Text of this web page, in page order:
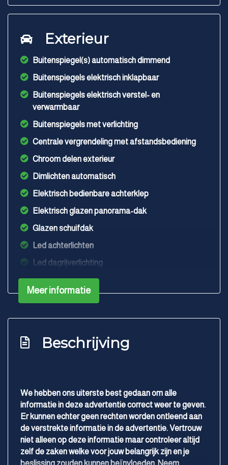
Exterieur
Buitenspiegel(s) automatisch dimmend
Buitenspiegels elektrisch inklapbaar
Buitenspiegels elektrisch verstel- en
verwarmbaar
Buitenspiegels met verlichting
Centrale vergrendeling met afstandsbediening
Chroom delen exterieur
Dimlichten automatisch
Elektrisch bedienbare achterklep
Elektrisch glazen panorama-dak
Glazen schuifdak
Led achterlichten
Led dagrijverlichting
Led koplampen
Parkeer assistent
Verlaagde carrosserie
Overige
Anti blokkeer systeem
Anti doorslip regeling
Meer informatie
Beschrijving
We hebben ons uiterste best gedaan om alle
informatie in deze advertentie correct weer te geven.
Er kunnen echter geen rechten worden ontleend aan
de verstrekte informatie in de advertentie. Vertrouw
niet alleen op deze informatie maar controleer altijd
zelf de zaken welke voor jouw belangrijk zijn en je
beslissing zouden kunnen beïnvloeden. Neem